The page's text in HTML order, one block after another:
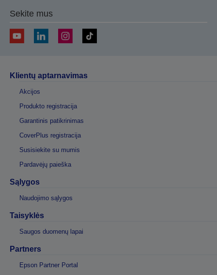
Sekite mus
Klientų aptarnavimas
Akcijos
Produkto registracija
Garantinis patikrinimas
CoverPlus registracija
Susisiekite su mumis
Pardavėjų paieška
Sąlygos
Naudojimo sąlygos
Taisyklės
Saugos duomenų lapai
Partners
Epson Partner Portal